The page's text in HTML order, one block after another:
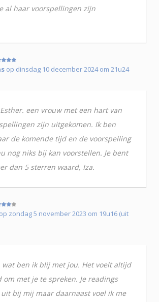
al haar voorspellingen zijn
op dinsdag 10 december 2024 om 21u24
een vrouw met een hart van
zijn uitgekomen. Ik ben
de komende tijd en de voorspelling
nog niks bij kan voorstellen. Je bent
dan 5 sterren waard, Iza.
op zondag 5 november 2023 om 19u16 (uit
wat ben ik blij met jou. Het voelt altijd
om met je te spreken. Je readings
bij mij maar daarnaast voel ik me